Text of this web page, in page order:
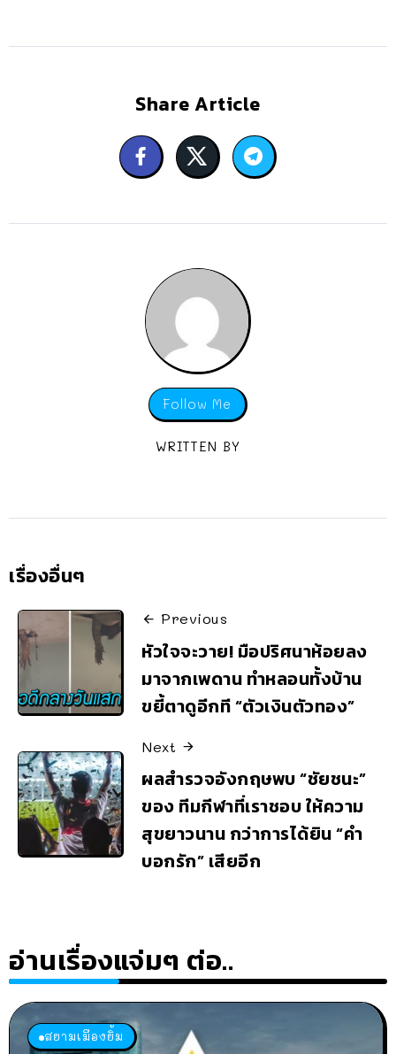
Share Article
Follow Me
WRITTEN BY
เรื่องอื่นๆ
Previous
หัวใจจะวาย! มือปริศนาห้อยลง
มาจากเพดาน ทำหลอนทั้งบ้าน
ขยี้ตาดูอีกที “ตัวเงินตัวทอง”
Next
ผลสำรวจอังกฤษพบ “ชัยชนะ”
ของ ทีมกีฬาที่เราชอบ ให้ความ
สุขยาวนาน กว่าการได้ยิน “คำ
บอกรัก” เสียอีก
อ่านเรื่องแจ่มๆ ต่อ..
สยามเมืองยิ้ม